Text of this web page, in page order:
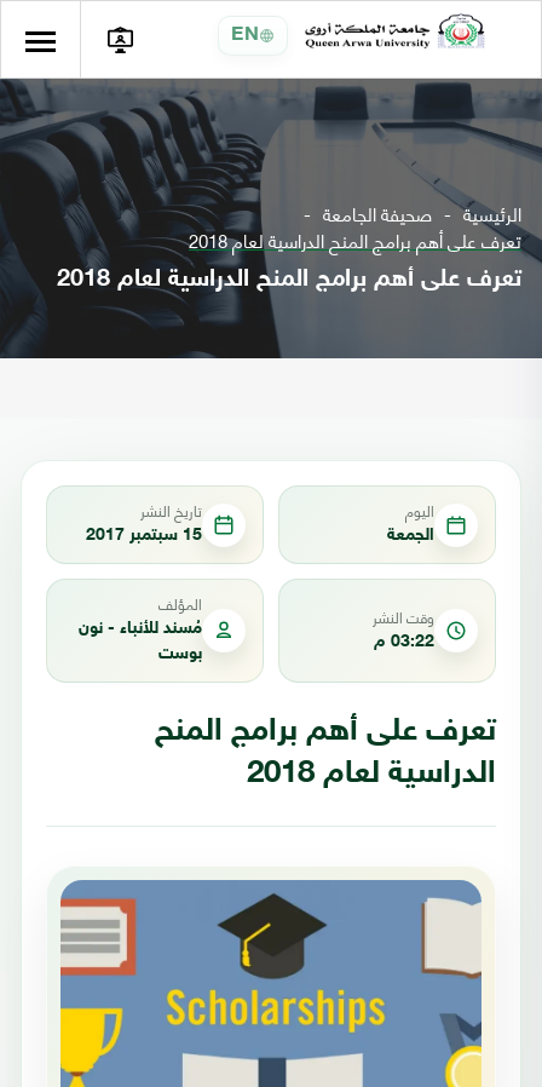
EN
الرئيسية صحيفة الجامعة
تعرف على أهم برامج المنح الدراسية لعام 2018
تعرف على أهم برامج المنح الدراسية لعام 2018
اليوم
الجمعة
تاريخ النشر
15 سبتمبر 2017
وقت النشر
03:22 م
المؤلف
مُسند للأنباء - نون
بوست
تعرف على أهم برامج المنح
الدراسية لعام 2018